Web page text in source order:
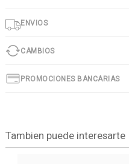
ENVIOS
CAMBIOS
PROMOCIONES BANCARIAS
Tambien puede interesarte